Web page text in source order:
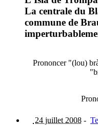
La centrale du
commune de
Prononcer "(lou)
24 juillet 2008 -